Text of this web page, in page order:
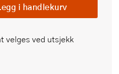
i handlekurv
velges ved utsjekk